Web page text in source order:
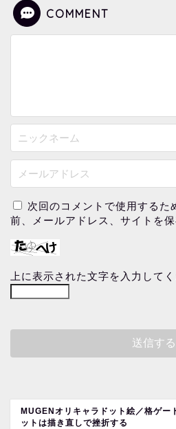
COMMENT
次回のコメントで使用するた
前、メールアドレス、サイトを保
上に表示された文字を入力してく
MUGENオリキャラドット絵／格ゲー
ットは描き直しで挫折する